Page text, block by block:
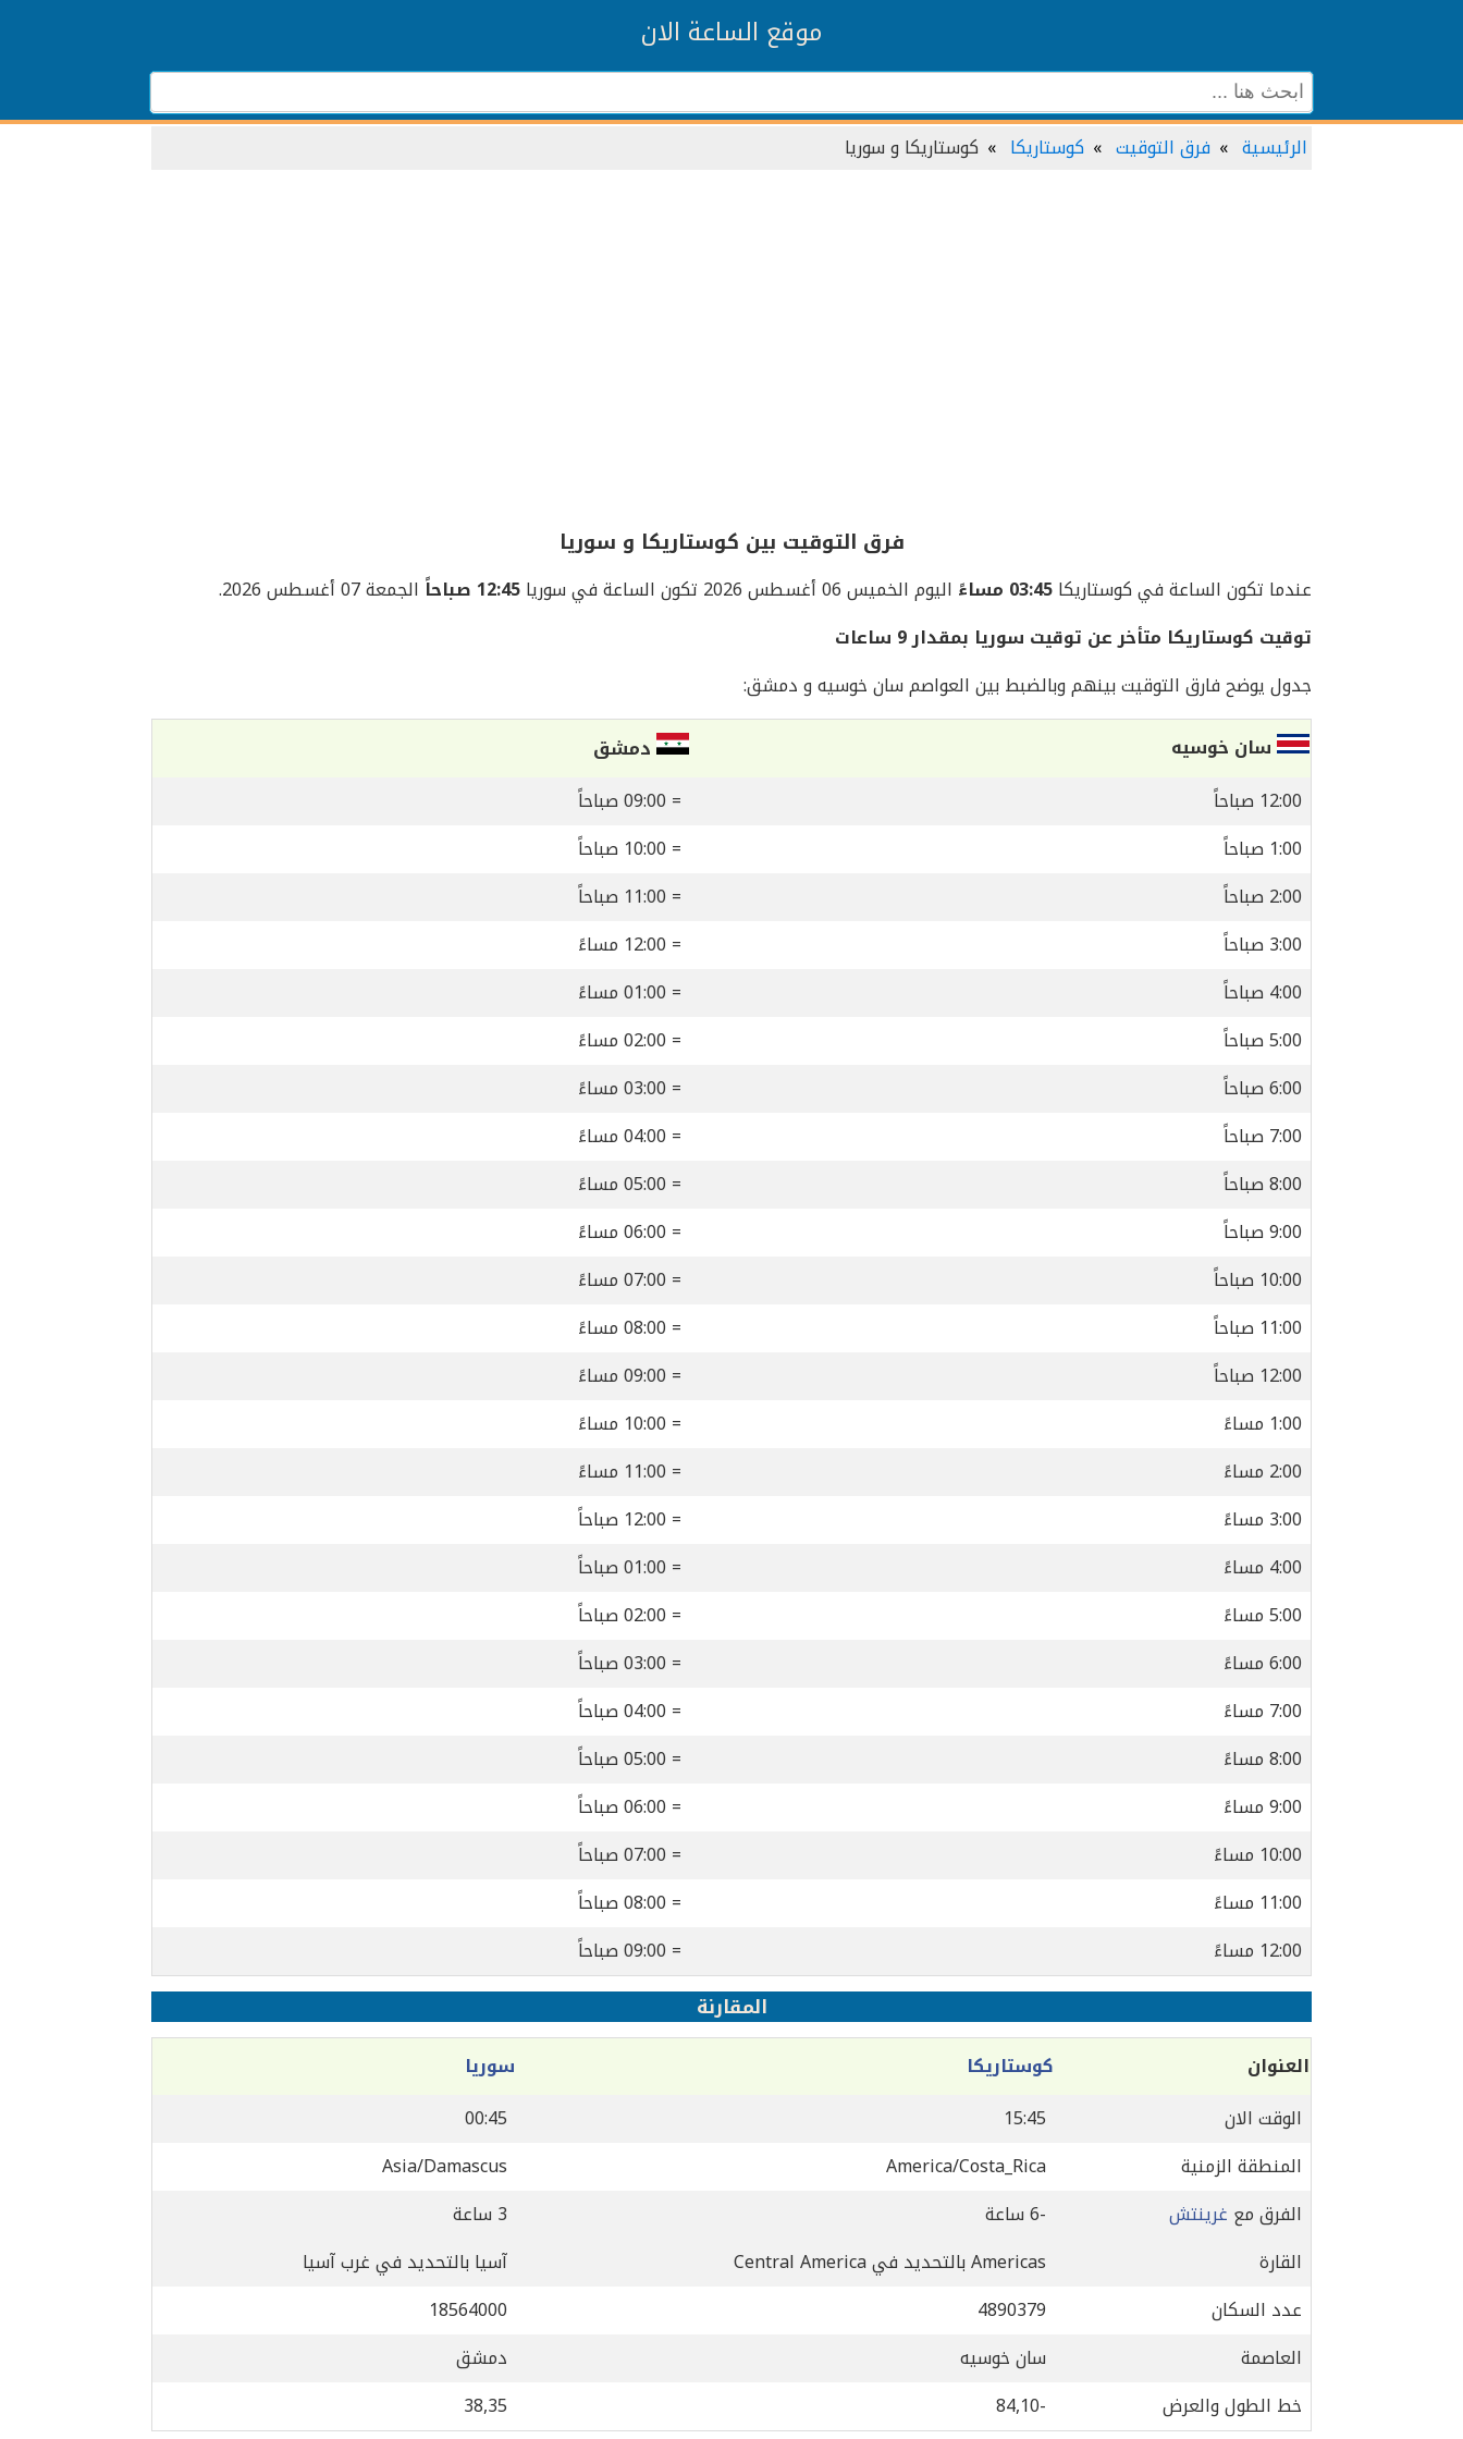
موقع الساعة الان
الرئيسية فرق التوقيت كوستاريكا كوستاريكا و سوريا
فرق التوقيت بين كوستاريكا و سوريا
عندما تكون الساعة في كوستاريكا03:45 مساءً اليوم الخميس 06 أغسطس 2026 تكون الساعة في سوريا 12:45 صباحاً
الجمعة 07 أغسطس 2026.
توقيت كوستاريكا متأخر عن توقيت سوريا بمقدار 9 ساعات
جدول يوضح فارق التوقيت بينهم وبالضبط بين العواصم سان خوسيه و دمشق:
سان خوسيه
دمشق
12:00 صباحاً
= 09:00 صباحاً
1:00 صباحاً
= 10:00 صباحاً
2:00 صباحاً
= 11:00 صباحاً
3:00 صباحاً
= 12:00 مساءً
4:00 صباحاً
= 01:00 مساءً
5:00 صباحاً
= 02:00 مساءً
6:00 صباحاً
= 03:00 مساءً
7:00 صباحاً
= 04:00 مساءً
8:00 صباحاً
= 05:00 مساءً
9:00 صباحاً
= 06:00 مساءً
10:00 صباحاً
= 07:00 مساءً
11:00 صباحاً
= 08:00 مساءً
12:00 صباحاً
= 09:00 مساءً
1:00 مساءً
= 10:00 مساءً
2:00 مساءً
= 11:00 مساءً
3:00 مساءً
= 12:00 صباحاً
4:00 مساءً
= 01:00 صباحاً
5:00 مساءً
= 02:00 صباحاً
6:00 مساءً
= 03:00 صباحاً
7:00 مساءً
= 04:00 صباحاً
8:00 مساءً
= 05:00 صباحاً
9:00 مساءً
= 06:00 صباحاً
10:00 مساءً
= 07:00 صباحاً
11:00 مساءً
= 08:00 صباحاً
12:00 مساءً
= 09:00 صباحاً
المقارنة
العنوان كوستاريكا
سوريا
الوقت الان
15:45
00:45
المنطقة الزمنية
America/Costa_Rica
Asia/Damascus
الفرق مع غرينتش -6 ساعة
3 ساعة
القارة
Americas بالتحديد في Central America
آسيا بالتحديد في غرب آسيا
عدد السكان
4890379
18564000
العاصمة
سان خوسيه
دمشق
خط الطول والعرض
-84,10
38,35